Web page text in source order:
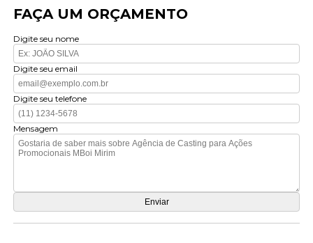
FAÇA UM ORÇAMENTO
Digite seu nome
Digite seu email
Digite seu telefone
Mensagem